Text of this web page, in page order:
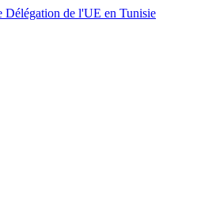
Délégation de l'UE en Tunisie